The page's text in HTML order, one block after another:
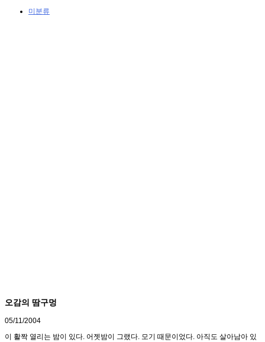
미분류
오감의 땀구멍
05/11/2004
이 활짝 열리는 밤이 있다. 어젯밤이 그랬다. 모기 때문이었다. 아직도 살아남아 있